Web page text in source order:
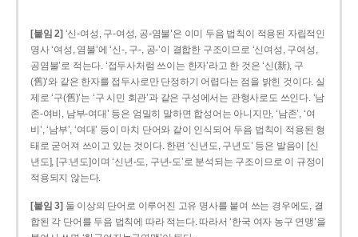
[붙임 2] ‘신-여성, 구-여성, 공-염불’은 이미 두음 법칙이 적용된 자립적인
명사 ‘여성, 염불’에 ‘신-, 구-, 공-’이 결합한 구조이므로 ‘신여성, 구여성,
공염불’로 적는다. ‘접두사처럼 쓰이는 한자’라고 한 것은 ‘신(新), 구
(舊)’와 같은 한자를 접두사로만 단정하기 어렵다는 점을 밝힌 것이다. 실
제로 ‘구(舊)’는 ‘구 시민 회관’과 같은 구성에서는 관형사로도 쓰인다. ‘남
존­-여비, 남부-­여대’ 등은 엄밀히 말하면 합성어는 아니지만, ‘남존’, ‘여
비’, ‘남부’, ‘여대’ 등이 마치 단어와 같이 인식되어 두음 법칙이 적용된 형
태로 굳어져 쓰이고 있는 것이다. 한편 ‘신년도, 구년도’ 등은 발음이 [신
년도], [구ː년도]이며 ‘신년­-도, 구년-­도’로 분석되는 구조이므로 이 규정이
적용되지 않는다.
[붙임 3] 둘 이상의 단어로 이루어진 고유 명사를 붙여 쓰는 경우에도, 결
합된 각 단어를 두음 법칙에 따라 적는다. 따라서 ‘한국 여자 농구 연맹’을